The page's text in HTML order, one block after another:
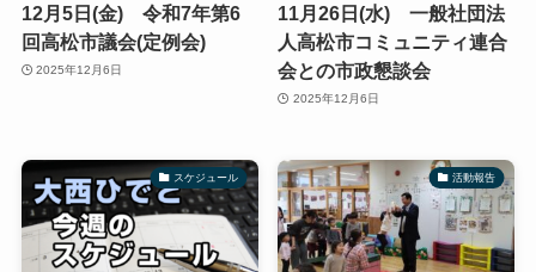
12月5日(金) 令和7年第6
回高松市議会(定例会)
2025年12月6日
11月26日(水) 一般社団法
人高松市コミュニティ連合
会との市政懇談会
2025年12月6日
スケジュール 活動報告